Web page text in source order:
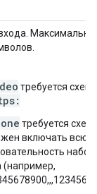
требуется
требуется
включать всю
(например,